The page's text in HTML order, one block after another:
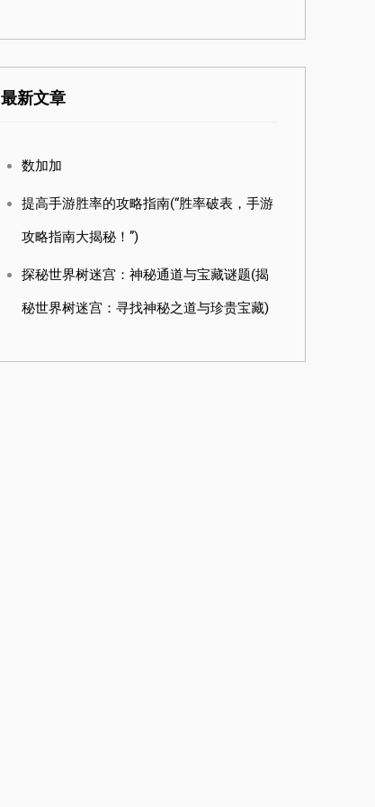
最新文章
数加加
提高手游胜率的攻略指南(“胜率破表，手游
攻略指南大揭秘！”)
探秘世界树迷宫：神秘通道与宝藏谜题(揭
秘世界树迷宫：寻找神秘之道与珍贵宝藏)